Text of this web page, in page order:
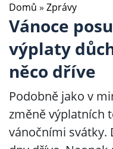
Domů » Zprávy
Vánoce
výplaty
něco dříve
Podobně jako v
změně výplatních
vánočními svátky.